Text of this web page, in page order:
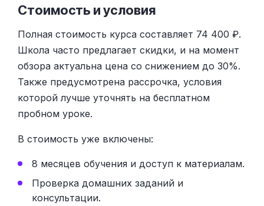
Стоимость и условия
Полная стоимость курса составляет 74 400 ₽.
Школа часто предлагает скидки, и на момент
обзора актуальна цена со снижением до 30%.
Также предусмотрена рассрочка, условия
которой лучше уточнять на бесплатном
пробном уроке.
В стоимость уже включены:
8 месяцев обучения и доступ к материалам.
Проверка домашних заданий и
консультации.